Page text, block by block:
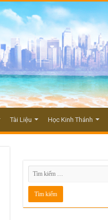
Tài Liệu Học Kinh Thánh